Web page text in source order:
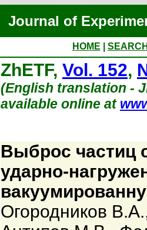
Journal of
HOME
ZhETF, Vol. 152,
(English translation -
available online at
Выброс частиц
ударно-
Огородников В.А.